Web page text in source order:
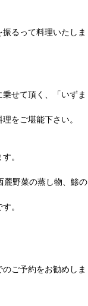
るって料理いたしま
せて頂く、「いずま
をご堪能下さい。
。
麓野菜の蒸し物、鯵の
。
ご予約をお勧めしま